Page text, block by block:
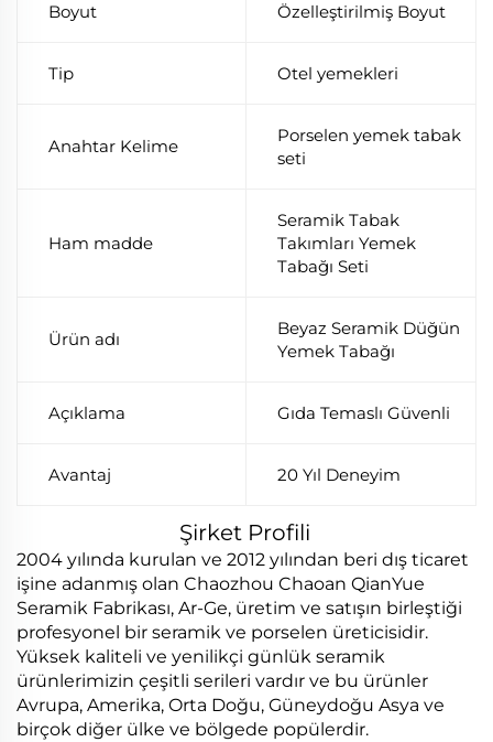
Boyut Özelleştirilmiş Boyut
Tip Otel yemekleri
Anahtar Kelime
Porselen yemek tabak
seti
Ham madde
Seramik Tabak
Takımları Yemek
Tabağı Seti
Ürün adı
Beyaz Seramik Düğün
Yemek Tabağı
Açıklama Gıda Temaslı Güvenli
Avantaj 20 Yıl Deneyim
Şirket Profili
2004 yılında kurulan ve 2012 yılından beri dış ticaret
işine adanmış olan Chaozhou Chaoan QianYue
Seramik Fabrikası, Ar-Ge, üretim ve satışın birleştiği
profesyonel bir seramik ve porselen üreticisidir.
Yüksek kaliteli ve yenilikçi günlük seramik
ürünlerimizin çeşitli serileri vardır ve bu ürünler
Avrupa, Amerika, Orta Doğu, Güneydoğu Asya ve
birçok diğer ülke ve bölgede popülerdir.